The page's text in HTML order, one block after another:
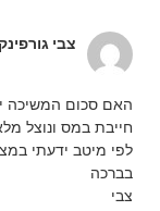
צבי
האם סכום המשיכה
חייבת במס ונוצל
לפי מיטב ידעתי
בברכה
צבי